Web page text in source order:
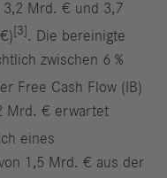
3,2 Mrd. € und 3,7
[3] . Die bereinigte
zwischen 6 %
Free Cash Flow (IB)
Mrd. € erwartet
eines
1,5 Mrd. € aus der